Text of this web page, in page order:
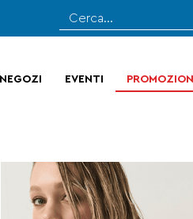
NEGOZI EVENTI PROMOZIONI